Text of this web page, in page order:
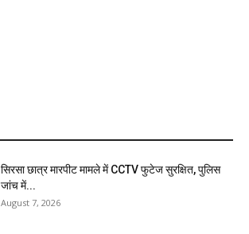
सिरसा छात्र मारपीट मामले में CCTV फुटेज सुरक्षित, पुलिस
जांच में...
August 7, 2026